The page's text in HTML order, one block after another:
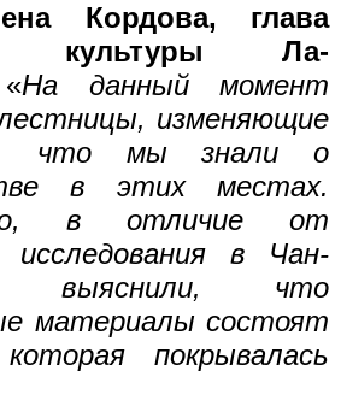
Кордова, глава
культуры Ла-
На данный момент
изменяющие
что мы знали о
в этих местах.
в отличие от
исследования в Чан-
что
материалы состоят
покрывалась